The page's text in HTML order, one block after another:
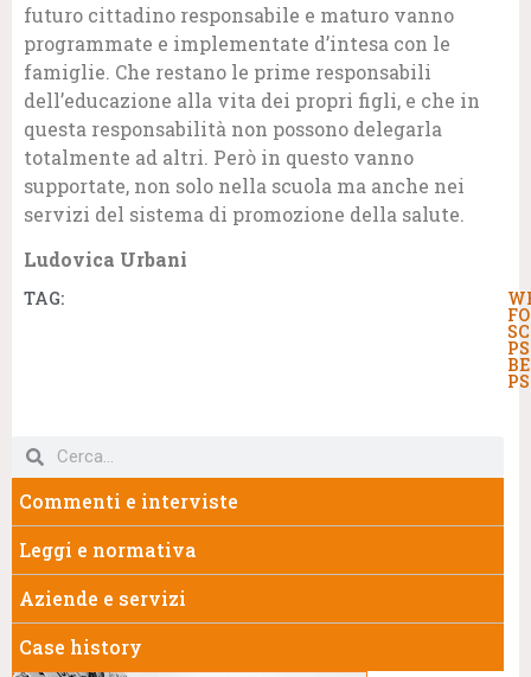
futuro cittadino responsabile e maturo vanno
programmate e implementate d’intesa con le
famiglie. Che restano le prime responsabili
dell’educazione alla vita dei propri figli, e che in
questa responsabilità non possono delegarla
totalmente ad altri. Però in questo vanno
supportate, non solo nella scuola ma anche nei
servizi del sistema di promozione della salute.
Ludovica Urbani
TAG:
Commenti e interviste
Leggi e normativa
Aziende e servizi
Case history